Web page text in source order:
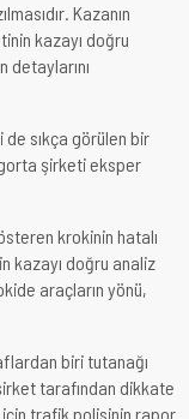
Kazanın
kazayı doğru
de sıkça görülen bir
şirketi eksper
krokinin hatalı
kazayı doğru analiz
araçların yönü,
biri tutanağı
tarafından dikkate
için trafik polisinin rapor